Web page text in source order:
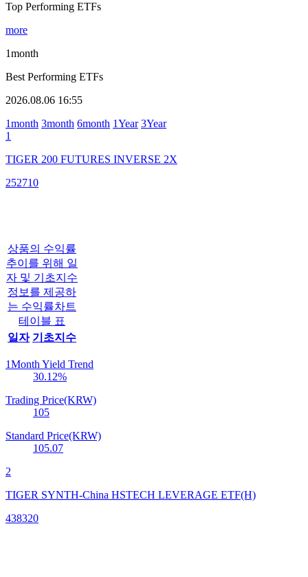
Top Performing ETFs
more
1month
Best Performing ETFs
2026.08.06 16:55
1month 3month 6month 1Year 3Year
1
TIGER 200 FUTURES INVERSE 2X
252710
상품의 수익률
추이를 위해 일
자 및 기초지수
정보를 제공하
는 수익률차트
테이블 표
일자 기초지수
1Month Yield Trend
30.12%
Trading Price(KRW)
105
Standard Price(KRW)
105.07
2
TIGER SYNTH-China HSTECH LEVERAGE ETF(H)
438320